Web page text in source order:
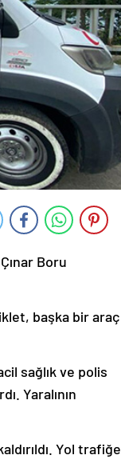
Boru
başka bir araç
sağlık ve polis
Yaralının
Yol trafiğe